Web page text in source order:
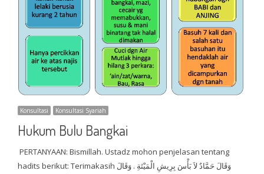
Konsultasi Konsultasi Syariah
Hukum Bulu Bangkai
PERTANYAAN: Bismillah. Ustadz mohon penjelasan tentang
hadits berikut: Terimakasih وَقَالَ حَمَّادٌ لاَ بَأْسَ بِرِيشِ الْمَيْتَةِ . وَقَالَ